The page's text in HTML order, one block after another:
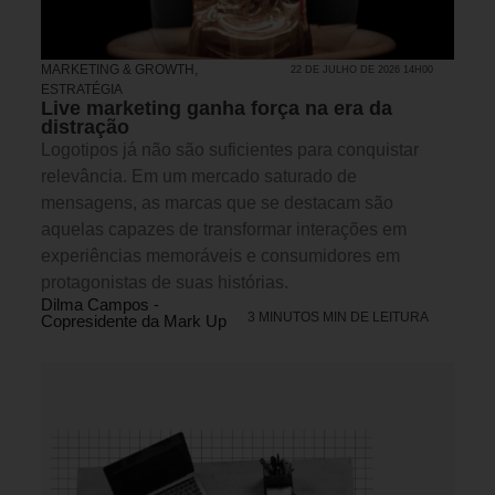
MARKETING & GROWTH
ESTRATÉGIA
22 DE JULHO DE 2026 14H00
Live marketing ganha força na era da
distração
Logotipos já não são suficientes para conquistar
relevância. Em um mercado saturado de
mensagens, as marcas que se destacam são
aquelas capazes de transformar interações em
experiências memoráveis e consumidores em
protagonistas de suas histórias.
Dilma Campos -
Copresidente da Mark Up
3 MINUTOS MIN DE LEITURA